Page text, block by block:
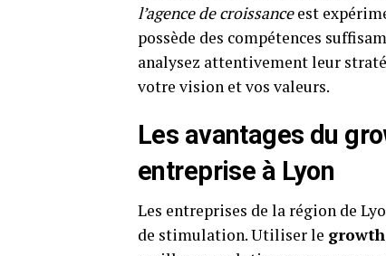
l’agence de croissanceest
possède des compétences
analysez attentivement leur
votre vision et vos valeurs.
Les avantages du
entreprise à Lyon
Les entreprises de la région de
de stimulation. Utiliser le